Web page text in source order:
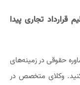
قرارداد تجاری پیدا
حقوقی در زمینه‌های
وکلای متخصص در